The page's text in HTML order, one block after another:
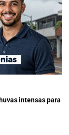
intensas para